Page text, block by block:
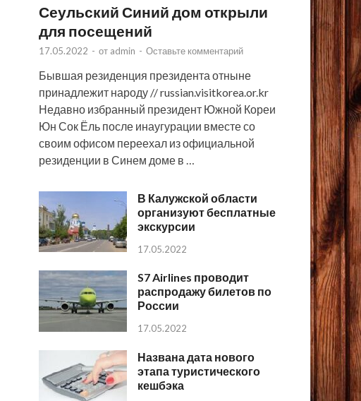
Сеульский Синий дом открыли
для посещений
17.05.2022 - от admin - Оставьте комментарий
Бывшая резиденция президента отныне
принадлежит народу // russian.visitkorea.or.kr
Недавно избранный президент Южной Кореи
Юн Сок Ёль после инаугурации вместе со
своим офисом переехал из официальной
резиденции в Синем доме в …
В Калужской области
организуют бесплатные
экскурсии
17.05.2022
S7 Airlines проводит
распродажу билетов по
России
17.05.2022
Названа дата нового
этапа туристического
кешбэка